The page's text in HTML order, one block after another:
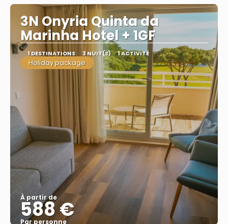
3N Onyria Quinta da
Marinha Hotel + 1GF
1 DESTINATIONS 3 NUIT(S) 1 ACTIVITÉ
Holiday package
À partir de
588 €
Par personne